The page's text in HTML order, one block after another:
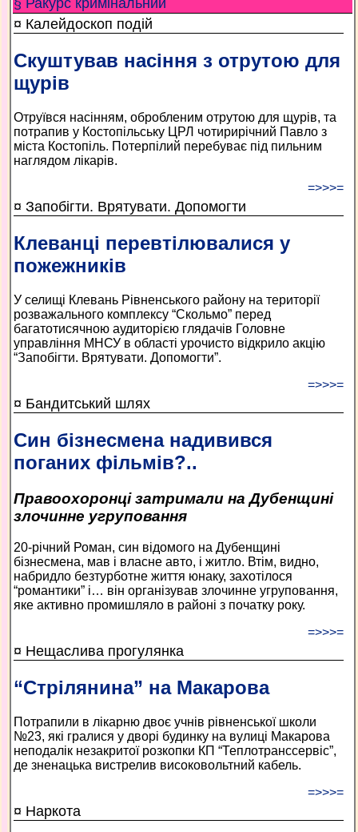
§ Ракурс кримінальний
¤ Калейдоскоп подій
Скуштував насіння з отрутою для
щурів
Отруївся насінням, обробленим отрутою для щурів, та
потрапив у Костопільську ЦРЛ чотирирічний Павло з
міста Костопіль. Потерпілий перебуває під пильним
наглядом лікарів.
=>>>=
¤ Запобігти. Врятувати. Допомогти
Клеванці перевтілювалися у
пожежників
У селищі Клевань Рівненського району на території
розважального комплексу “Скольмо” перед
багатотисячною аудиторією глядачів Головне
управління МНСУ в області урочисто відкрило акцію
“Запобігти. Врятувати. Допомогти”.
=>>>=
¤ Бандитський шлях
Син бізнесмена надивився
поганих фільмів?..
Правоохоронці затримали на Дубенщині
злочинне угруповання
20-річний Роман, син відомого на Дубенщині
бізнесмена, мав і власне авто, і житло. Втім, видно,
набридло безтурботне життя юнаку, захотілося
“романтики” і… він організував злочинне угруповання,
яке активно промишляло в районі з початку року.
=>>>=
¤ Нещаслива прогулянка
“Стрілянина” на Макарова
Потрапили в лікарню двоє учнів рівненської школи
№23, які гралися у дворі будинку на вулиці Макарова
неподалік незакритої розкопки КП “Теплотранссервіс”,
де зненацька вистрелив високовольтний кабель.
=>>>=
¤ Наркота